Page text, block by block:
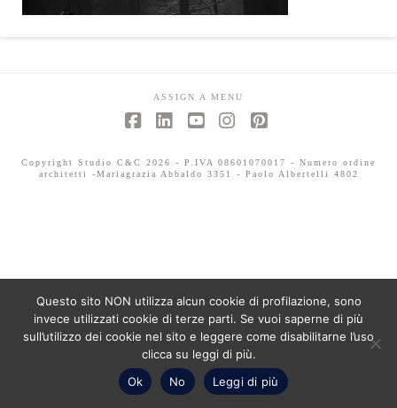
ASSIGN A MENU
Copyright Studio C&C 2026 - P.IVA 08601070017 - Numero ordine
architetti -Mariagrazia Abbaldo 3351 - Paolo Albertelli 4802
Questo sito NON utilizza alcun cookie di profilazione, sono
invece utilizzati cookie di terze parti. Se vuoi saperne di più
sull’utilizzo dei cookie nel sito e leggere come disabilitarne l’uso
clicca su leggi di più.
Ok
No Leggi di più